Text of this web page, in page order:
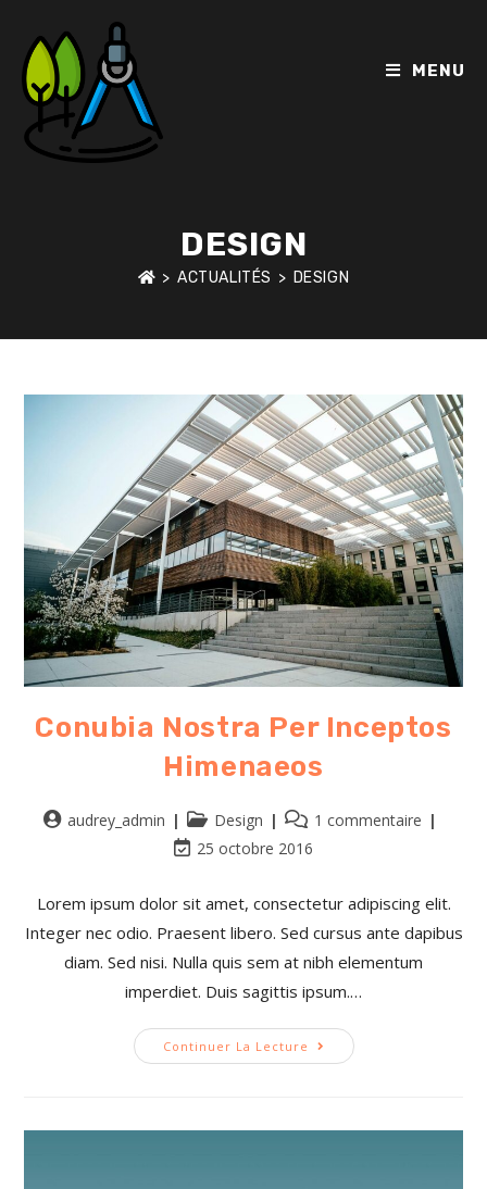
MENU
DESIGN
> ACTUALITÉS > DESIGN
Conubia Nostra Per Inceptos
Himenaeos
audrey_admin Design
1 commentaire
25 octobre 2016
Lorem ipsum dolor sit amet, consectetur adipiscing elit.
Integer nec odio. Praesent libero. Sed cursus ante dapibus
diam. Sed nisi. Nulla quis sem at nibh elementum
imperdiet. Duis sagittis ipsum.…
Continuer La Lecture